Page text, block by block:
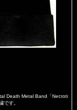
Death Metal Band「Necroti
です。